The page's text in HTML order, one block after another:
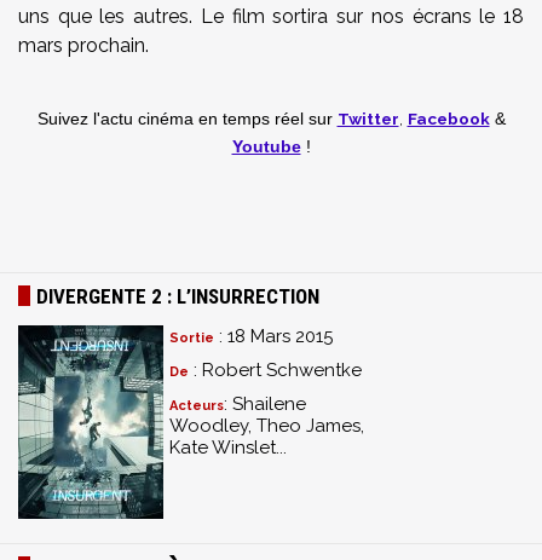
uns que les autres. Le film sortira sur nos écrans le 18
mars prochain.
Suivez l'actu cinéma en temps réel sur Twitter Facebook&
Youtube!
DIVERGENTE 2 : L’INSURRECTION
Sortie : 18 Mars 2015
De : Robert Schwentke
Acteurs: Shailene
Woodley, Theo James,
Kate Winslet...